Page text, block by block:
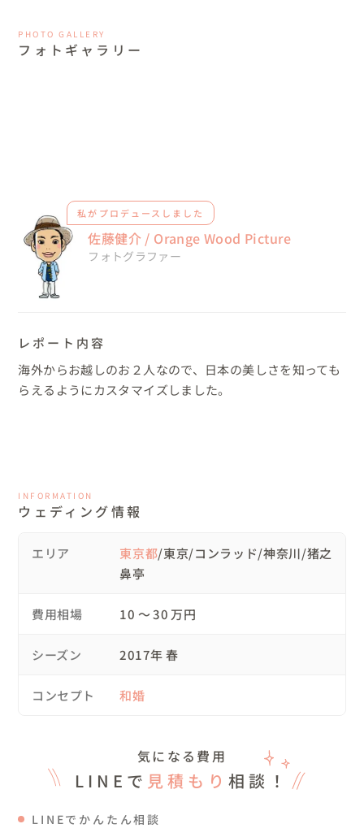
PHOTO GALLERY
フォトギャラリー
私がプロデュースしました
佐藤健介 / Orange Wood Picture
フォトグラファー
レポート内容
海外からお越しのお２人なので、日本の美しさを知っても
らえるようにカスタマイズしました。
INFORMATION
ウェディング情報
エリア 東京都/東京/コンラッド/神奈川/猪之
鼻亭
費用相場 10 〜 30 万円
シーズン 2017年 春
コンセプト 和婚
気になる費用
LINEで 見積もり 相談！
LINEでかんたん相談